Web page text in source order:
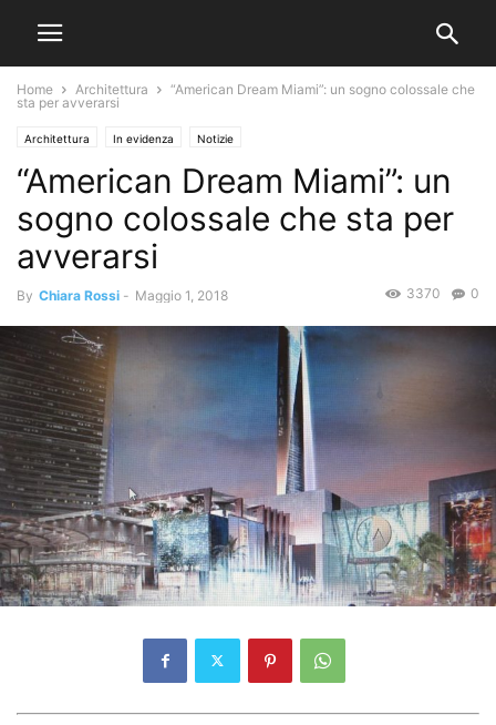
Home Architettura
“American Dream Miami”: un sogno colossale che
sta per avverarsi
Architettura In evidenza Notizie
“American Dream Miami”: un
sogno colossale che sta per
avverarsi
By Chiara Rossi - Maggio 1, 2018 0
3370